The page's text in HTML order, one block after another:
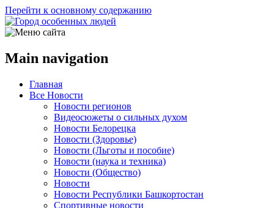
Перейти к основному содержанию
Main navigation
Главная
Все Новости
Новости регионов
Видеосюжеты о сильных духом
Новости Белорецка
Новости (Здоровье)
Новости (Льготы и пособие)
Новости (наука и техника)
Новости (Общество)
Новости
Новости Республики Башкортостан
Спортивные новости